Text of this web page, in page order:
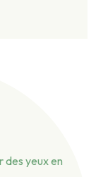
des yeux en